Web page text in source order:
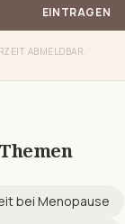
EINTRAGEN
ABMELDBAR.
bei Menopause